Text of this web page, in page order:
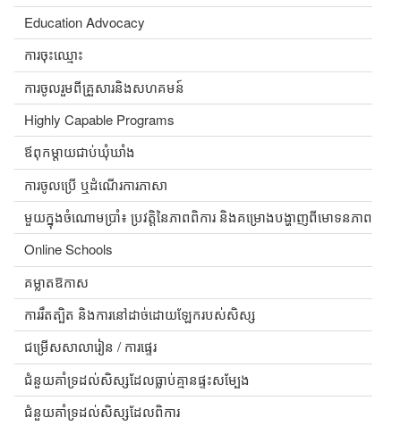
Education Advocacy
ការចុះឈ្មោះ
ការចូលរួមពីគ្រួសារនិងសហគមន៍
Highly Capable Programs
ឪពុកម្តាយជាប់ឃុំឃាំង
ការចូលប្រើ ឬដំណើរការភាសា
មួយក្នុងចំណោមប្រាំ៖ ប្រវត្តិនៃភាពពិការ និងគម្រោងបង្ហាញពីមោទនភាព
Online Schools
គម្លាតឱកាស
ការរឹតត្បិត និងការនៅដាច់ដោយឡែករបស់សិស្ស
ជម្រើសសាលារៀន / ការផ្ទេរ
ជំនួយគាំទ្រដល់សិស្សដែលធ្លាប់គ្មានផ្ទះសម្បែង
ជំនួយគាំទ្រដល់សិស្សដែលពិការ